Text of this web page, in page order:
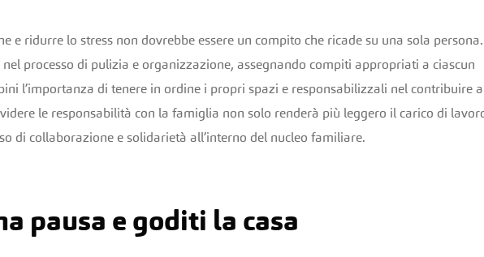
e ridurre lo stress non dovrebbe essere un compito che ricade su una sola persona.
processo di pulizia e organizzazione, assegnando compiti appropriati a ciascun
l’importanza di tenere in ordine i propri spazi e responsabilizzali nel contribuire
le responsabilità con la famiglia non solo renderà più leggero il carico di
di collaborazione e solidarietà all’interno del nucleo familiare.
pausa e goditi la casa